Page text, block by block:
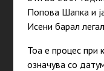
Попова Шапка и
Исени барал
Тоа е процес при
означува со